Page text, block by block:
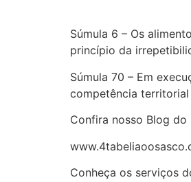
Súmula 6 – Os
princípio da
Súmula 70 – Em
competência
Confira nosso Blog do
Conheça os serviços